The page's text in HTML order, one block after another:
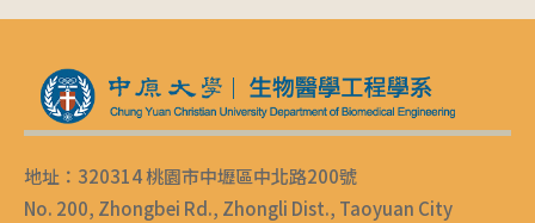
地址：320314 桃園市中壢區中北路200號
No. 200, Zhongbei Rd., Zhongli Dist., Taoyuan City